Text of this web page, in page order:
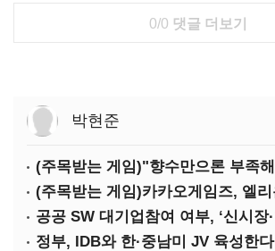
0/0 댓글 더보기
박현준
정부, IDB와 한·중남미 JV 육성한다